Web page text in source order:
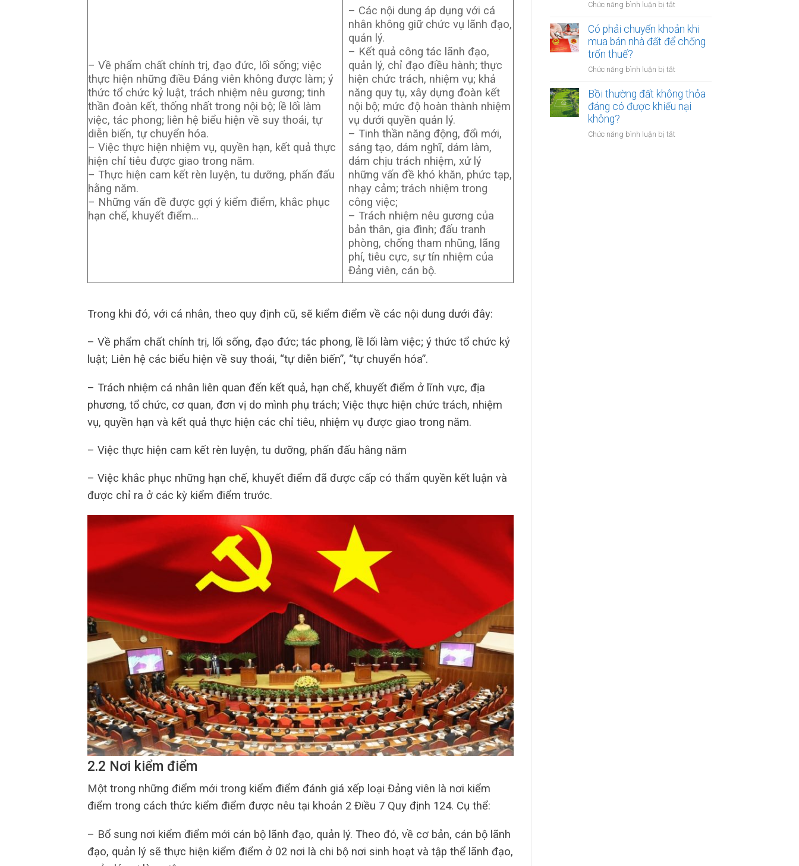
– Về phẩm chất chính trị, đạo đức, lối sống; việc
thực hiện những điều Đảng viên không được làm; ý
thức tổ chức kỷ luật, trách nhiệm nêu gương; tinh
thần đoàn kết, thống nhất trong nội bộ; lề lối làm
việc, tác phong; liên hệ biểu hiện về suy thoái, tự
diễn biến, tự chuyển hóa.
– Việc thực hiện nhiệm vụ, quyền hạn, kết quả thực
hiện chỉ tiêu được giao trong năm.
– Thực hiện cam kết rèn luyện, tu dưỡng, phấn đấu
hằng năm.
– Những vấn đề được gợi ý kiểm điểm, khắc phục
hạn chế, khuyết điểm…
– Các nội dung áp dụng với cá
nhân không giữ chức vụ lãnh đạo,
quản lý.
– Kết quả công tác lãnh đạo,
quản lý, chỉ đạo điều hành; thực
hiện chức trách, nhiệm vụ; khả
năng quy tụ, xây dựng đoàn kết
nội bộ; mức độ hoàn thành nhiệm
vụ dưới quyền quản lý.
– Tinh thần năng động, đổi mới,
sáng tạo, dám nghĩ, dám làm,
dám chịu trách nhiệm, xử lý
những vấn đề khó khăn, phức tạp,
nhạy cảm; trách nhiệm trong
công việc;
– Trách nhiệm nêu gương của
bản thân, gia đình; đấu tranh
phòng, chống tham nhũng, lãng
phí, tiêu cực, sự tín nhiệm của
Đảng viên, cán bộ.
Trong khi đó, với cá nhân, theo quy định cũ, sẽ kiểm điểm về các nội dung dưới đây:
– Về phẩm chất chính trị, lối sống, đạo đức; tác phong, lề lối làm việc; ý thức tổ chức kỷ
luật; Liên hệ các biểu hiện về suy thoái, “tự diễn biến”, “tự chuyển hóa”.
– Trách nhiệm cá nhân liên quan đến kết quả, hạn chế, khuyết điểm ở lĩnh vực, địa
phương, tổ chức, cơ quan, đơn vị do mình phụ trách; Việc thực hiện chức trách, nhiệm
vụ, quyền hạn và kết quả thực hiện các chỉ tiêu, nhiệm vụ được giao trong năm.
– Việc thực hiện cam kết rèn luyện, tu dưỡng, phấn đấu hằng năm
– Việc khắc phục những hạn chế, khuyết điểm đã được cấp có thẩm quyền kết luận và
được chỉ ra ở các kỳ kiểm điểm trước.
2.2 Nơi kiểm điểm
Một trong những điểm mới trong kiểm điểm đánh giá xếp loại Đảng viên là nơi kiểm
điểm trong cách thức kiểm điểm được nêu tại khoản 2 Điều 7 Quy định 124. Cụ thể:
– Bổ sung nơi kiểm điểm mới cán bộ lãnh đạo, quản lý. Theo đó, về cơ bản, cán bộ lãnh
đạo, quản lý sẽ thực hiện kiểm điểm ở 02 nơi là chi bộ nơi sinh hoạt và tập thể lãnh đạo,
khách
hàng
như
có
xây
nhà
Chức năng bình luận bị tắt
thăng
tiến
nhà
sẽ
thực
Có phải chuyển khoản khi
mua bán nhà đất để chống
trốn thuế?
Chức năng bình luận bị tắt
phải
chuyển
khoản
mua
Bồi thường đất không thỏa
đáng có được khiếu nại
không?
Chức năng bình luận bị tắt